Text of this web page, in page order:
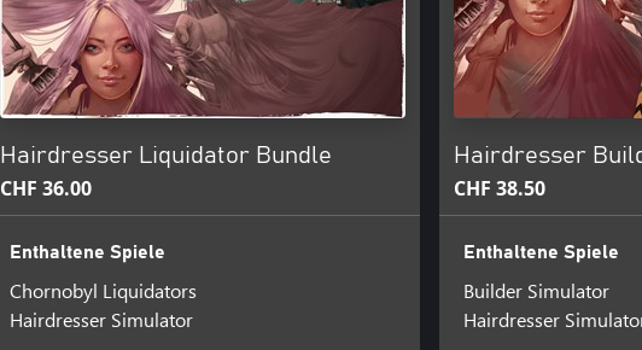
Hairdresser Liquidator Bundle
CHF 36.00
Enthaltene Spiele
Chornobyl Liquidators
Hairdresser Simulator
Hairdresser
CHF 38.50
Enthaltene Spiele
Builder Simulator
Hairdresser